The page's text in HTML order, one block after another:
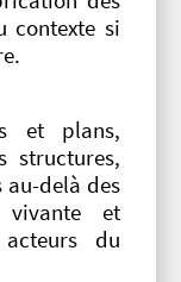
contexte si
et plans,
structures,
au-delà des
et
du